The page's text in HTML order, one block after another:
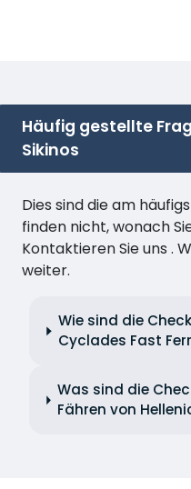
Häufig gestellte
Sikinos
Dies sind die am
finden nicht, wonach
Kontaktieren Sie uns .
weiter.
Wie sind die
Cyclades Fast
Was sind die
Fähren von